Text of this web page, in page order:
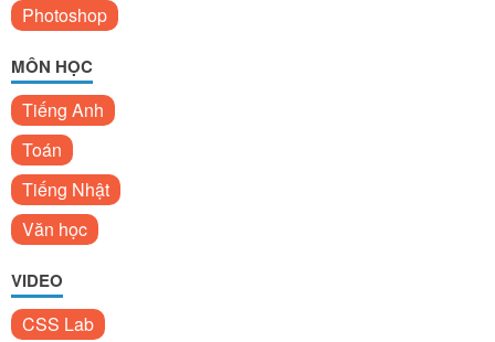
Photoshop
MÔN HỌC
Tiếng Anh
Toán
Tiếng Nhật
Văn học
VIDEO
CSS Lab